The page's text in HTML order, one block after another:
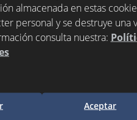
almacenada en estas
personal y se destruye una
consulta nuestra:
Aceptar